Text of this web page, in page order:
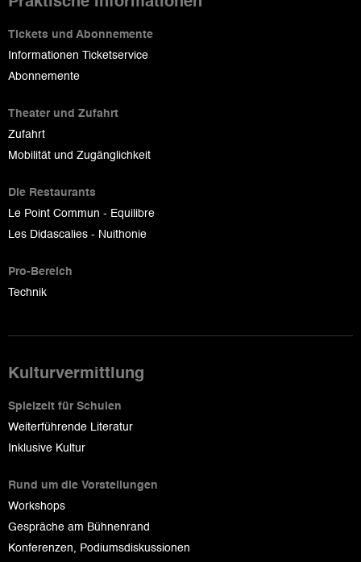
Tickets und Abonnemente
Informationen Ticketservice
Abonnemente
Theater und Zufahrt
Zufahrt
Mobilität und Zugänglichkeit
Die Restaurants
Le Point Commun - Equilibre
Les Didascalies - Nuithonie
Pro-Bereich
Technik
Kulturvermittlung
Spielzeit für Schulen
Weiterführende Literatur
Inklusive Kultur
Rund um die Vorstellungen
Workshops
Gespräche am Bühnenrand
Konferenzen, Podiumsdiskussionen